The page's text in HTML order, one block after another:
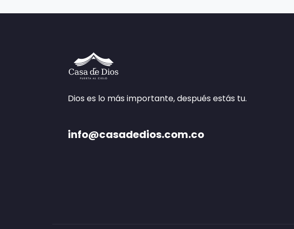
Dios es lo más importante, después estás tu.
info@casadedios.com.co